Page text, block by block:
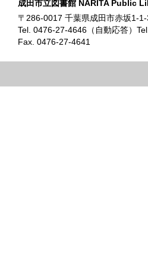
成田市立図書館 NARITA Public
〒286-0017 千葉県成田市赤坂1-1-
Tel. 0476-27-4646（自動応答）
Fax. 0476-27-4641